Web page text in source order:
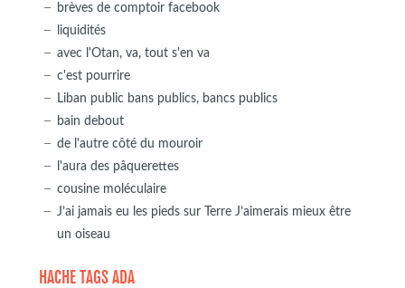
brèves de comptoir facebook
liquidités
avec l'Otan, va, tout s'en va
c'est pourrire
Liban public bans publics, bancs publics
bain debout
de l'autre côté du mouroir
l'aura des pâquerettes
cousine moléculaire
J’ai jamais eu les pieds sur Terre J’aimerais mieux être
un oiseau
HACHE TAGS ADA